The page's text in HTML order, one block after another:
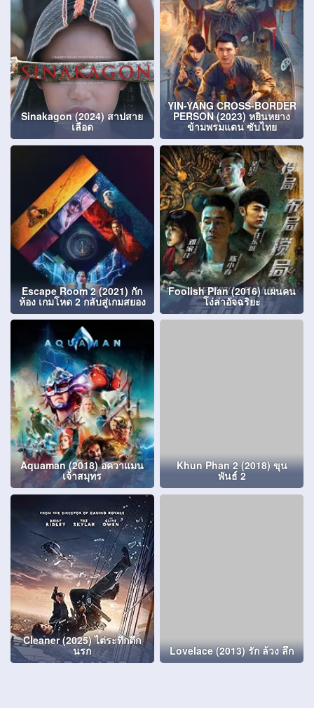
Sinakagon (2024) สาปสาย
เลือด
YIN-YANG CROSS-BORDER
PERSON (2023) หยินหยาง
ข้ามพรมแดน ซับไทย
Escape Room 2 (2021) กัก
ห้อง เกมโหด 2 กลับสู่เกมสยอง
Foolish Plan (2016) แผนคน
โง่ล่าอัจฉริยะ
Aquaman (2018) อควาแมน
เจ้าสมุทร
Khun Phan 2 (2018) ขุน
พันธ์ 2
Cleaner (2025) ไต่ระทึกตึก
นรก Lovelace (2013) รัก ล้วง ลึก